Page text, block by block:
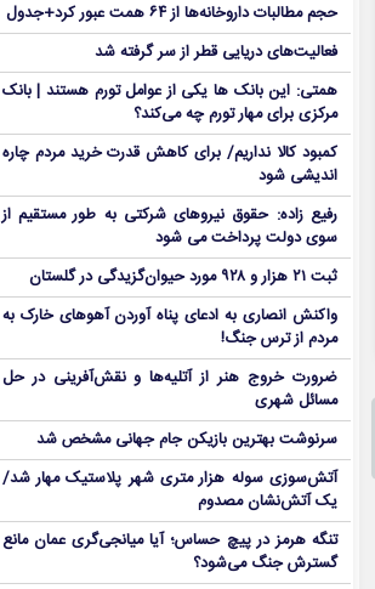
حجم مطالبات داروخانه‌ها از ۶۴ همت عبور کرد+جدول
فعالیت‌های دریایی قطر از سر گرفته شد
همتی: این بانک ها یکی از عوامل تورم هستند | بانک
مرکزی برای مهار تورم چه می‌کند؟
کمبود کالا نداریم/ برای کاهش قدرت خرید مردم چاره
اندیشی شود
رفیع زاده: حقوق نیروهای شرکتی به طور مستقیم از
سوی دولت پرداخت می شود
ثبت ۲۱ هزار و ۹۲۸ مورد حیوان‌گزیدگی در گلستان
واکنش انصاری به ادعای پناه آوردن آهوهای خارک به
مردم از ترس جنگ!
ضرورت خروج هنر از آتلیه‌ها و نقش‌آفرینی در حل
مسائل شهری
سرنوشت بهترین بازیکن جام جهانی مشخص شد
آتش‌سوزی سوله هزار متری شهر پلاستیک مهار شد/
یک آتش‌نشان مصدوم
تنگه هرمز در پیچ حساس؛ آیا میانجی‌گری عمان مانع
گسترش جنگ می‌شود؟